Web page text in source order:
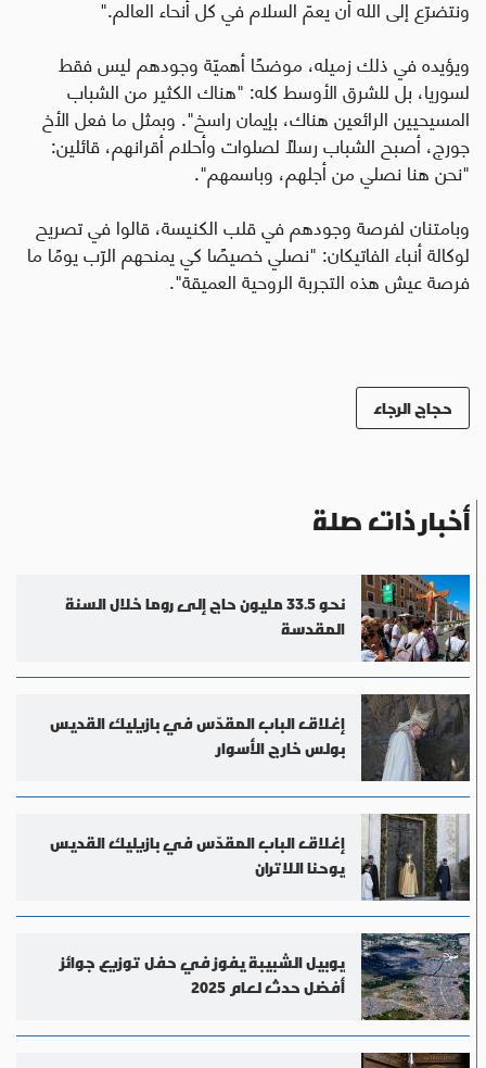
ونتضرّع إلى الله أن يعمّ السلام في كل أنحاء العالم."
ويؤيده في ذلك زميله، موضحًا أهميّة وجودهم ليس فقط
لسوريا، بل للشرق الأوسط كله: "هناك الكثير من الشباب
المسيحيين الرائعين هناك، بإيمان راسخ". وبمثل ما فعل الأخ
جورج، أصبح الشباب رسلًا لصلوات وأحلام أقرانهم، قائلين:
"نحن هنا نصلي من أجلهم، وباسمهم".
وبامتنان لفرصة وجودهم في قلب الكنيسة، قالوا في تصريح
لوكالة أنباء الفاتيكان: "نصلي خصيصًا كي يمنحهم الرّب يومًا ما
فرصة عيش هذه التجربة الروحية العميقة".
حجاج الرجاء
أخبار ذات صلة
نحو 33.5 مليون حاج إلى روما خلال السنة
المقدسة
إغلاق الباب المقدّس في بازيليك القديس
بولس خارج الأسوار
إغلاق الباب المقدّس في بازيليك القديس
يوحنا اللاتران
يوبيل الشبيبة يفوز في حفل توزيع جوائز
أفضل حدث لعام 2025